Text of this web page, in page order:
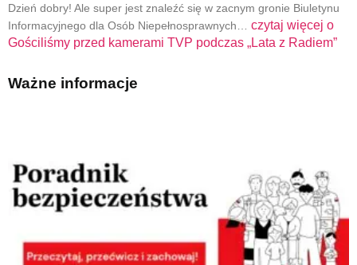
Dzień dobry! Ale super jest znaleźć się w zacnym gronie Biuletynu
Informacyjnego dla Osób Niepełnosprawnych… czytaj więcej o
Gościliśmy przed kamerami TVP podczas „Lata z Radiem”
Ważne informacje